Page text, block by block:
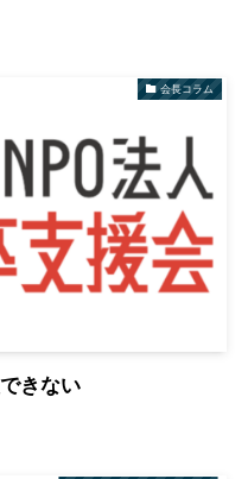
会長コラム
きない